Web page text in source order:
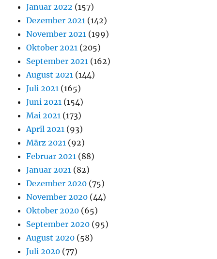
Januar 2022 (157)
Dezember 2021 (142)
November 2021 (199)
Oktober 2021 (205)
September 2021 (162)
August 2021 (144)
Juli 2021 (165)
Juni 2021 (154)
Mai 2021 (173)
April 2021 (93)
März 2021 (92)
Februar 2021 (88)
Januar 2021 (82)
Dezember 2020 (75)
November 2020 (44)
Oktober 2020 (65)
September 2020 (95)
August 2020 (58)
Juli 2020 (77)